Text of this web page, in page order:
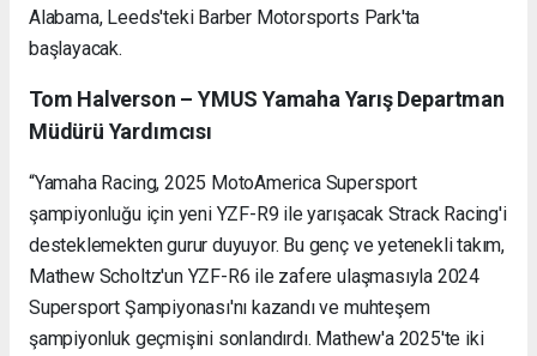
Alabama, Leeds'teki Barber Motorsports Park'ta
başlayacak.
Tom Halverson – YMUS Yamaha Yarış Departman
Müdürü Yardımcısı
“Yamaha Racing, 2025 MotoAmerica Supersport
şampiyonluğu için yeni YZF-R9 ile yarışacak Strack Racing'i
desteklemekten gurur duyuyor. Bu genç ve yetenekli takım,
Mathew Scholtz'un YZF-R6 ile zafere ulaşmasıyla 2024
Supersport Şampiyonası'nı kazandı ve muhteşem
şampiyonluk geçmişini sonlandırdı. Mathew'a 2025'te iki